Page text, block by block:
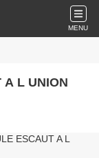
MENU
A L UNION